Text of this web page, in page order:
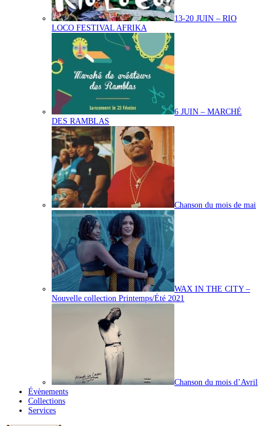
13-20 JUIN – RIO
LOCO FESTIVAL AFRIKA
6 JUIN – MARCHÉ
DES RAMBLAS
Chanson du mois de mai
WAX IN THE CITY –
Nouvelle collection Printemps/Été 2021
Chanson du mois d’Avril
Évènements
Collections
Services